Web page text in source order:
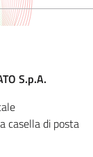
S.p.A.
casella di posta